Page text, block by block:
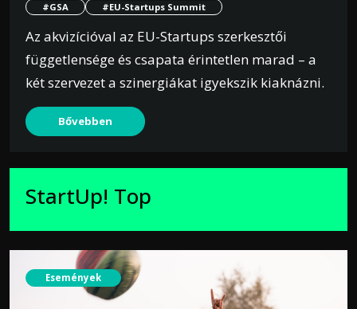
#GSA
#EU-Startups Summit
Az akvizícióval az EU-Startups szerkesztői
függetlensége és csapata érintetlen marad – a
két szervezet a szinergiákat igyekszik kiaknázni.
Bővebben
StartUp! Top
Események